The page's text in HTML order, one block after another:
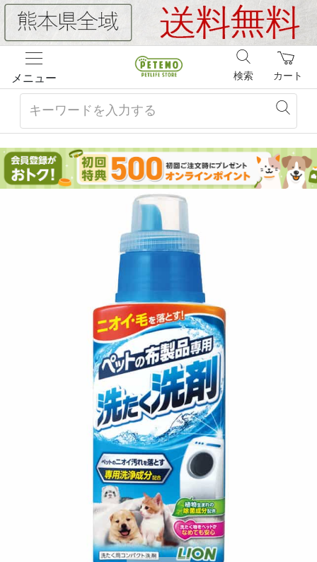
メニュー カート
検索